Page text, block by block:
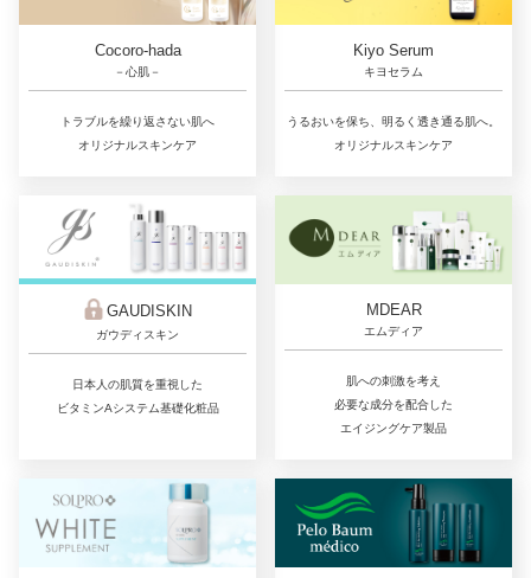
Cocoro-hada
－心肌－
トラブルを繰り返さない肌へ
オリジナルスキンケア
Kiyo Serum
キヨセラム
うるおいを保ち、明るく透き通る肌へ。
オリジナルスキンケア
GAUDISKIN
ガウディスキン
日本人の肌質を重視した
ビタミンAシステム基礎化粧品
MDEAR
エムディア
肌への刺激を考え
必要な成分を配合した
エイジングケア製品